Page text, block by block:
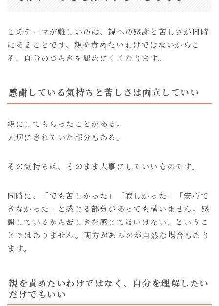
このテーマが難しいのは、親への感謝と苦しさが同時
にあることです。親を責めたいわけではないからこ
そ、自分のつらさを認めにくくなります。
感謝している気持ちと苦しさは両立していい
親にしてもらったことがある。
大切にされていた部分もある。
その気持ちは、そのまま大事にしていいものです。
同時に、「でも苦しかった」「寂しかった」「安心で
きなかった」と感じる部分があっても構いません。感
謝しているから苦しさを感じてはいけない、というこ
とではありません。両方があるのが自然な場合もあり
ます。
親を責めたいわけではなく、自分を理解したい
だけでもいい